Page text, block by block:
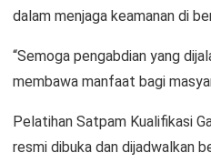
dalam menjaga keamanan di
“Semoga pengabdian yang
membawa manfaat bagi
Pelatihan Satpam Kualifikasi
resmi dibuka dan dijadwalkan